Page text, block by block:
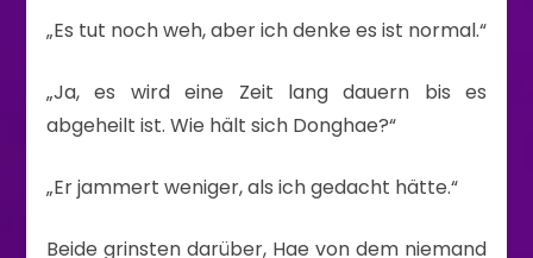
„Es tut noch weh, aber ich denke es ist normal.“
„Ja, es wird eine Zeit lang dauern bis es
abgeheilt ist. Wie hält sich Donghae?“
„Er jammert weniger, als ich gedacht hätte.“
Beide grinsten darüber, Hae von dem niemand